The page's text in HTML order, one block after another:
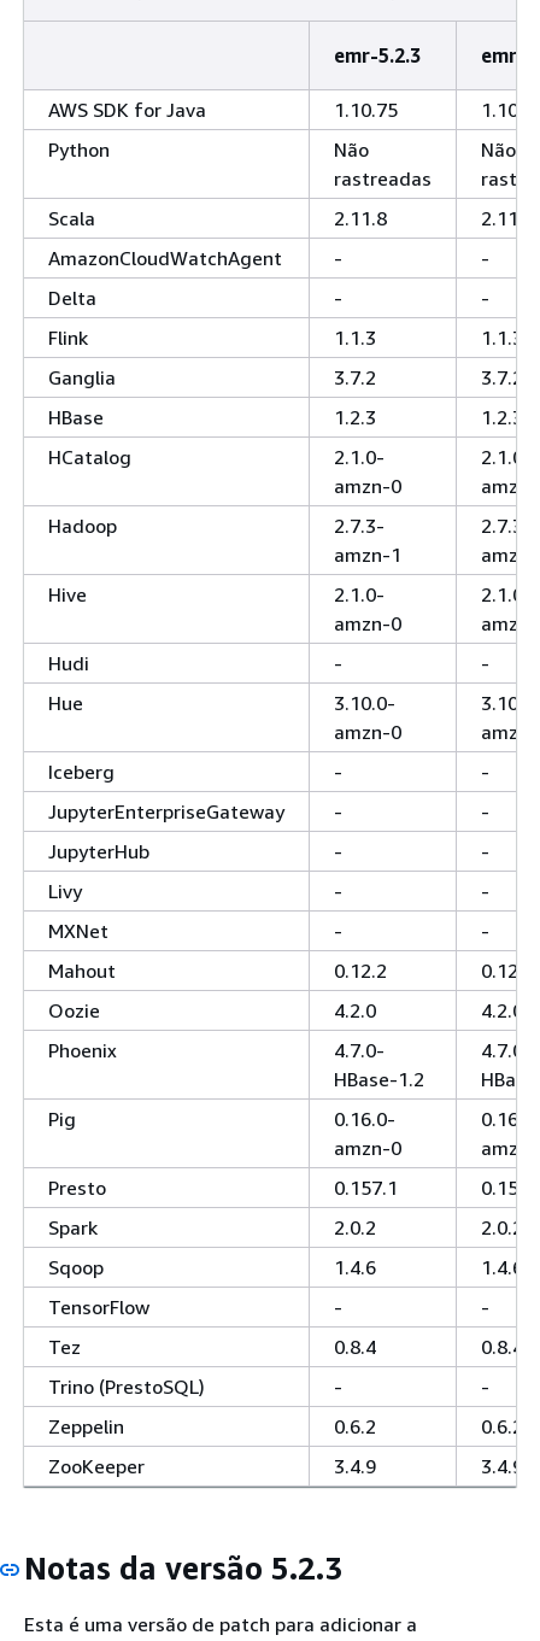
emr-5.2.3 emr-
AWS SDK for Java 1.10.75
Python
Não
rastreadas
Não
Scala
2.11.8
2.11.8
AmazonCloudWatchAgent
-
-
Delta
-
-
Flink
1.1.3
1.1.3
Ganglia
3.7.2
3.7.2
HBase
1.2.3
1.2.3
HCatalog
2.1.0-
amzn-0
2.1.0-
Hadoop
2.7.3-
amzn-1
2.7.3-
Hive
2.1.0-
amzn-0
2.1.0-
Hudi
-
-
Hue
3.10.0-
amzn-0
Iceberg
-
-
JupyterEnterpriseGateway
-
-
JupyterHub
-
-
Livy
-
-
MXNet
-
-
Mahout
0.12.2
0.12.2
Oozie
4.2.0
4.2.0
Phoenix
4.7.0-
HBase-1.2
4.7.0-
Pig
0.16.0-
amzn-0
Presto
0.157.1
Spark
2.0.2
2.0.2
Sqoop
1.4.6
1.4.6
TensorFlow
-
-
Tez
0.8.4
0.8.4
Trino (PrestoSQL)
-
-
Zeppelin
0.6.2
0.6.2
ZooKeeper
3.4.9 3.4.9
Notas da versão 5.2.3
Esta é uma versão de patch para adicionar a